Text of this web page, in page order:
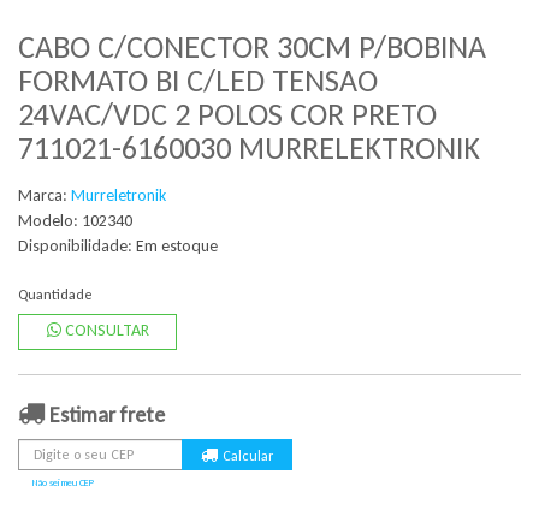
CABO C/CONECTOR 30CM P/BOBINA
FORMATO BI C/LED TENSAO
24VAC/VDC 2 POLOS COR PRETO
711021-6160030 MURRELEKTRONIK
Marca: Murreletronik
Modelo: 102340
Disponibilidade: Em estoque
Quantidade
CONSULTAR
Estimar frete
Não sei meu CEP